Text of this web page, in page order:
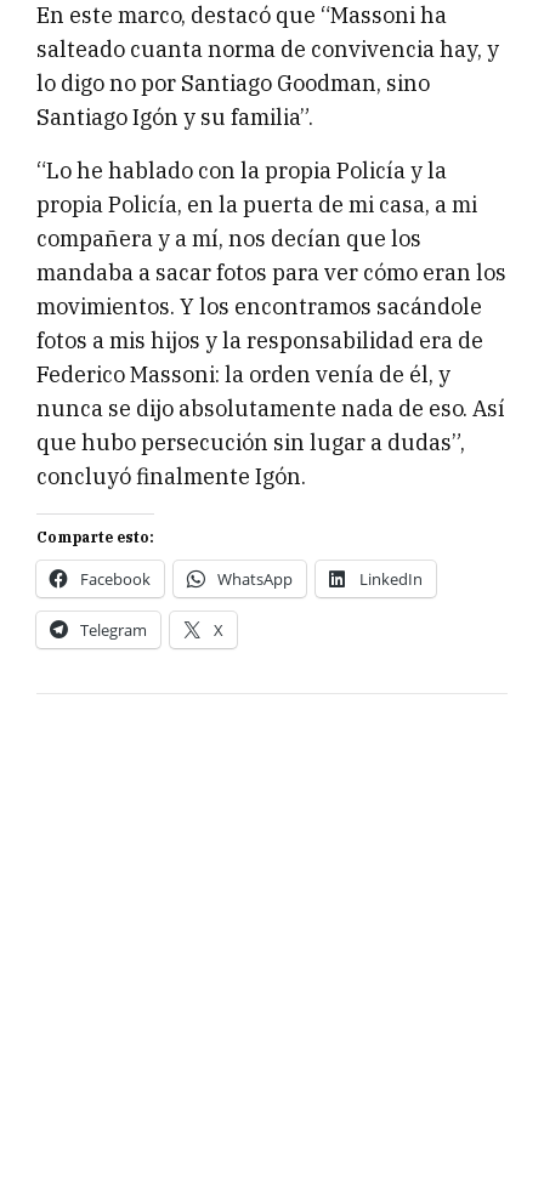
En este marco, destacó que “Massoni ha
salteado cuanta norma de convivencia hay, y
lo digo no por Santiago Goodman, sino
Santiago Igón y su familia”.
“Lo he hablado con la propia Policía y la
propia Policía, en la puerta de mi casa, a mi
compañera y a mí, nos decían que los
mandaba a sacar fotos para ver cómo eran los
movimientos. Y los encontramos sacándole
fotos a mis hijos y la responsabilidad era de
Federico Massoni: la orden venía de él, y
nunca se dijo absolutamente nada de eso. Así
que hubo persecución sin lugar a dudas”,
concluyó finalmente Igón.
Comparte esto:
Facebook WhatsApp LinkedIn
Telegram X